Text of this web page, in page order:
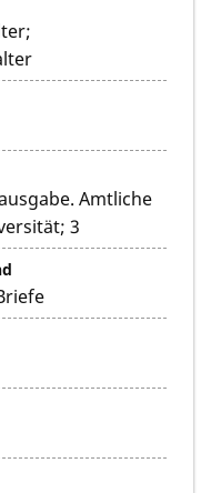
Amtliche
3